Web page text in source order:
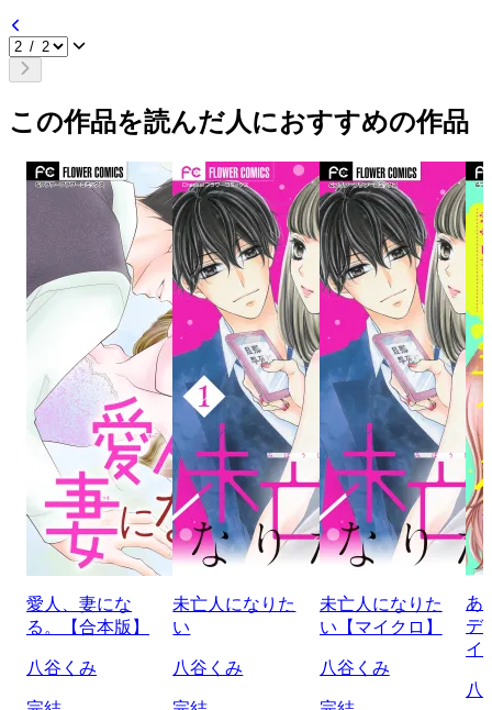
この作品を読んだ人におすすめの作品
愛人、妻にな
る。【合本版】
八谷くみ
未亡人になりた
い
八谷くみ
未亡人になりた
い【マイクロ】
八谷くみ
あ
デ
イ
八